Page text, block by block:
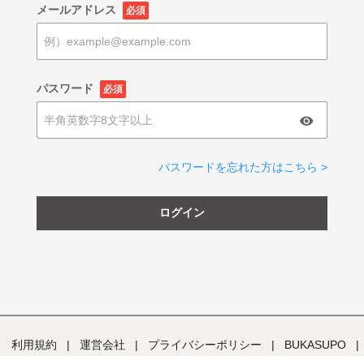
メールアドレス 必須
パスワード 必須
パスワードを忘れた方はこちら >
ログイン
利用規約 | 運営会社 | プライバシーポリシー | BUKASUPO |